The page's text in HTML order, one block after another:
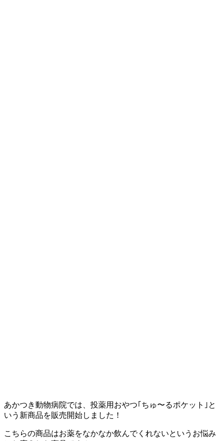
あかつき動物病院では、投薬用おやつ｢ちゅ〜るポケット｣と
いう新商品を販売開始しました！
こちらの商品はお薬をなかなか飲んでくれないというお悩み